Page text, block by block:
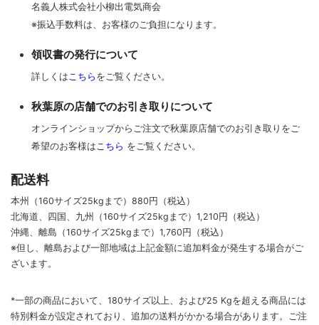
名義人株式会社小柳出電気商会
※振込手数料は、お客様のご負担になります。
領収書の発行について
詳しくは こちら をご覧ください。
秋葉原の店舗でのお引き取りについて
オンラインショップからご注文で秋葉原店舗でのお引き取りをご
希望のお客様は こちら をご覧ください。
配送料
本州（160サイズ25kgまで）880円（税込）
北海道、四国、九州
（160サイズ25kgまで） 1,210円（税込）
沖縄、離島 （160サイズ25kgまで） 1,760円（税込）
※但し、離島および一部地域は上記金額に追加料金が発生する場合がご
ざいます。
*一部の商品において、180サイズ以上、および25 Kgを超える商品には
特別料金が設定されており、追加の送料がかかる場合があります。
ご注